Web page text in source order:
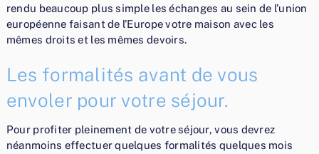
rendu beaucoup plus simple les échanges au sein de l’union
européenne faisant de l’Europe votre maison avec les
mêmes droits et les mêmes devoirs.
Les formalités avant de vous
envoler pour votre séjour.
Pour profiter pleinement de votre séjour, vous devrez
néanmoins effectuer quelques formalités quelques mois